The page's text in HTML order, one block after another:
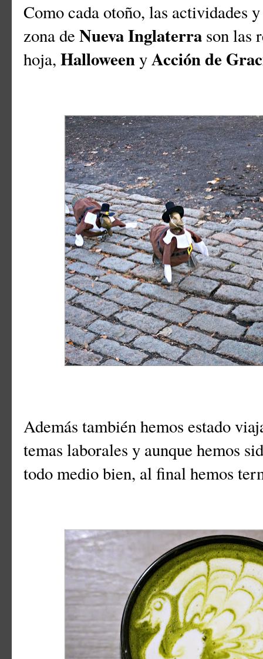
Como cada otoño, las actividades
zona de Nueva Inglaterra son las
hoja, HalloweenyAcción de
Además también hemos estado
temas laborales y aunque hemos
todo medio bien, al final hemos